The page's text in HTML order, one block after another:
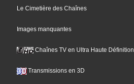
Le Cimetière des Chaînes
Images manquantes
Chaînes TV en Ultra Haute Définition
Transmissions en 3D